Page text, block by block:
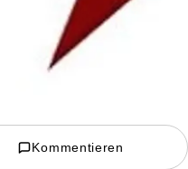
Kommentieren